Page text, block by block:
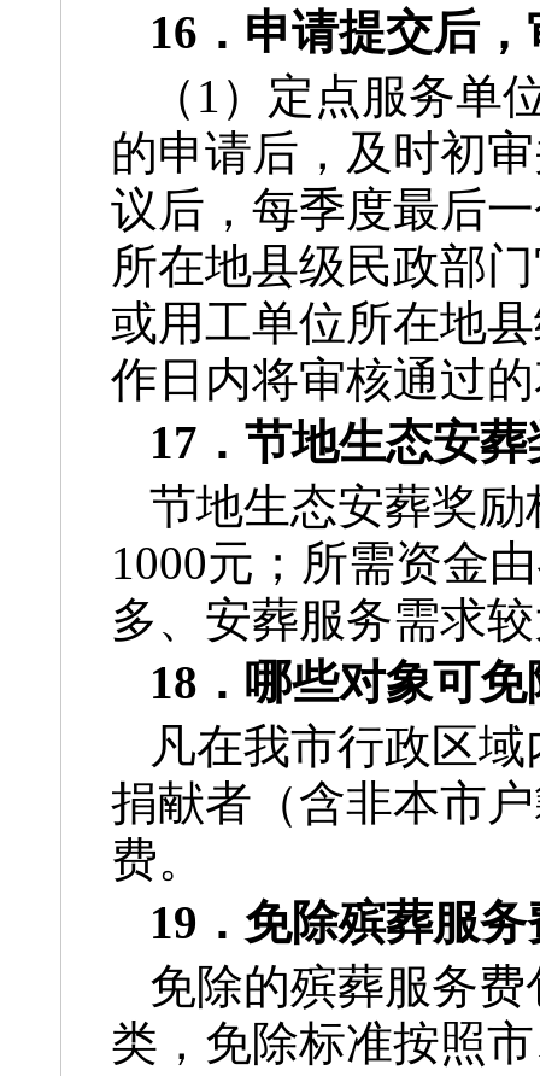
16．申请提交后
（1）定点服务
的申请后，及时初
议后，每季度最后
所在地县级民政部
或用工单位所在地
作日内将审核通过
17．节地生态安
节地生态安葬奖
1000元；所需资金
多、安葬服务需求
18．哪些对象可
凡在我市行政区
捐献者（含非本市
费。
19．免除殡葬服
免除的殡葬服务
类，免除标准按照